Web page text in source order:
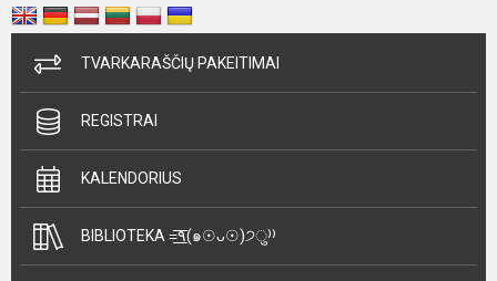
TVARKARAŠČIŲ PAKEITIMAI
REGISTRAI
KALENDORIUS
BIBLIOTEKA =͟͟͞͞٩(๑☉ᴗ☉)੭ु⁾⁾